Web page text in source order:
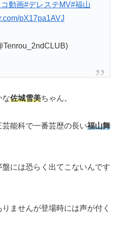
動画#デレステMV#福山
pX17pa1AVJ
な佐城雪美ちゃん。
能科で一番芸歴の長い福山舞
には恐らく出てこないんです
ませんが登場時には声が付く